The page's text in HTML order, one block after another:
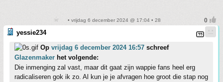
• vrijdag 6 december 2024 @ 17:04 • 28
yessie234
Op vrijdag 6 december 2024 16:57 schreef
Glazenmaker het volgende:
Die inmenging zal vast, maar dit gaat zijn wappie fans heel erg
radicaliseren gok ik zo. Al kun je je afvragen hoe groot die stap nog